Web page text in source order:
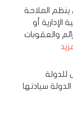
ينظم الملاحة
الإدارية أو
والعقوبات
للدولة
سيادتها